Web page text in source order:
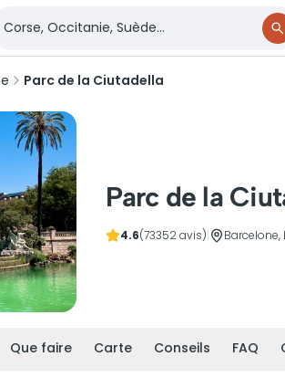
Parc de la Ciutadella
Parc de la
4.6(73352 avis) Barcelone,
Que faire Carte Conseils FAQ